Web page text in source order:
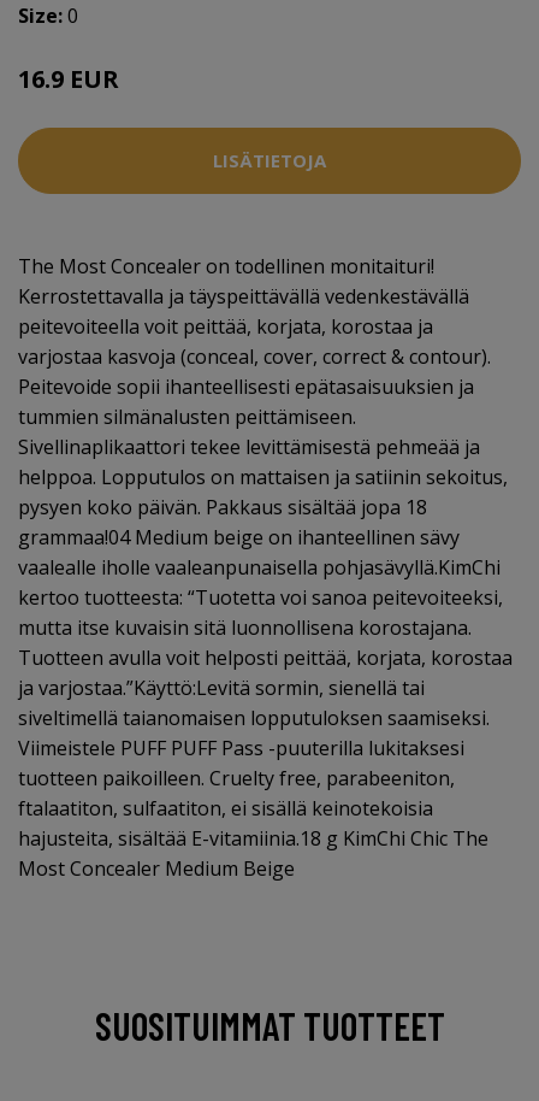
Size:0
16.9 EUR
LISÄTIETOJA
The Most Concealer on todellinen monitaituri!
Kerrostettavalla ja täyspeittävällä vedenkestävällä
peitevoiteella voit peittää, korjata, korostaa ja
varjostaa kasvoja (conceal, cover, correct & contour).
Peitevoide sopii ihanteellisesti epätasaisuuksien ja
tummien silmänalusten peittämiseen.
Sivellinaplikaattori tekee levittämisestä pehmeää ja
helppoa. Lopputulos on mattaisen ja satiinin sekoitus,
pysyen koko päivän. Pakkaus sisältää jopa 18
grammaa!04 Medium beige on ihanteellinen sävy
vaalealle iholle vaaleanpunaisella pohjasävyllä.KimChi
kertoo tuotteesta: “Tuotetta voi sanoa peitevoiteeksi,
mutta itse kuvaisin sitä luonnollisena korostajana.
Tuotteen avulla voit helposti peittää, korjata, korostaa
ja varjostaa.”Käyttö:Levitä sormin, sienellä tai
siveltimellä taianomaisen lopputuloksen saamiseksi.
Viimeistele PUFF PUFF Pass -puuterilla lukitaksesi
tuotteen paikoilleen. Cruelty free, parabeeniton,
ftalaatiton, sulfaatiton, ei sisällä keinotekoisia
hajusteita, sisältää E-vitamiinia.18 g KimChi Chic The
Most Concealer Medium Beige
SUOSITUIMMAT TUOTTEET